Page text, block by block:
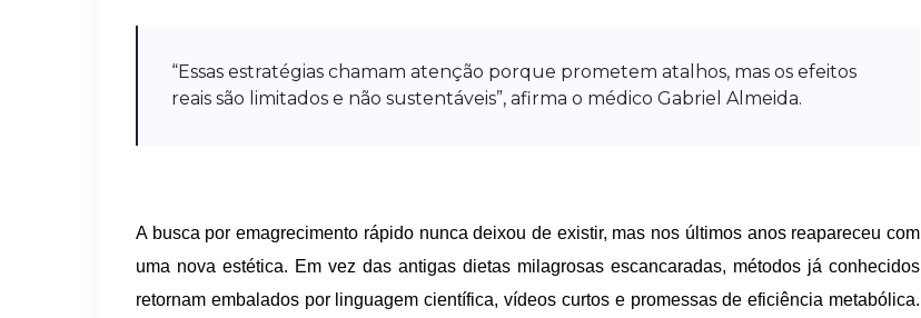
“Essas estratégias chamam atenção porque prometem atalhos, mas os efeitos
reais são limitados e não sustentáveis”, afirma o médico Gabriel Almeida.
A busca por emagrecimento rápido nunca deixou de existir, mas nos últimos anos reapareceu com
uma nova estética. Em vez das antigas dietas milagrosas escancaradas, métodos já conhecidos
retornam embalados por linguagem científica, vídeos curtos e promessas de eficiência metabólica.